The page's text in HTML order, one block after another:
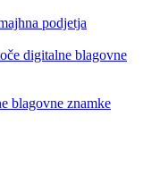
podjetja
digitalne blagovne
blagovne znamke